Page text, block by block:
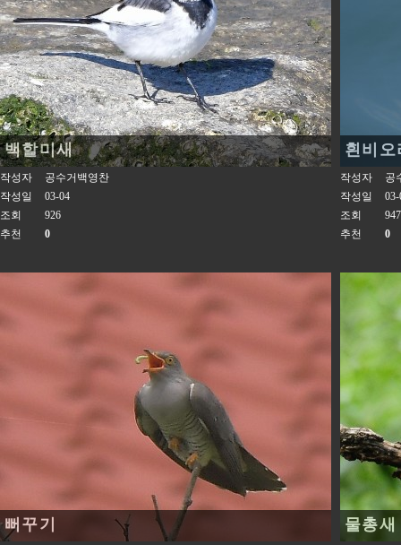
백할미새
작성자
공수거백영찬
작성일
03-04
조회
926
추천
0
흰비오
작성자
공
작성일
03-
조회
947
추천
0
뻐꾸기 물총새